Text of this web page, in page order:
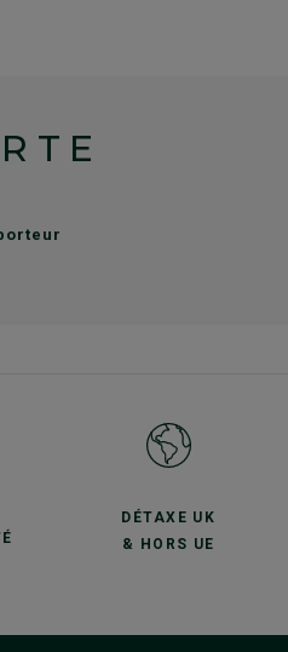
DÉTAXE UK
& HORS UE